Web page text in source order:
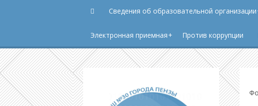
Сведения об образовательной организации
Электронная приемная Против коррупции